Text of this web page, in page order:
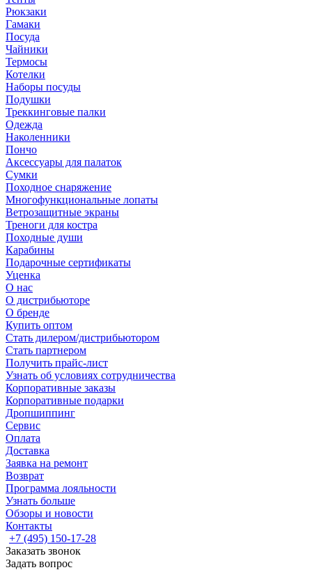
Рюкзаки
Гамаки
Посуда
Чайники
Термосы
Котелки
Наборы посуды
Подушки
Треккинговые палки
Одежда
Наколенники
Пончо
Аксессуары для палаток
Сумки
Походное снаряжение
Многофункциональные лопаты
Ветрозащитные экраны
Треноги для костра
Походные души
Карабины
Подарочные сертификаты
Уценка
О нас
О дистрибьюторе
О бренде
Купить оптом
Стать дилером/дистрибьютором
Стать партнером
Получить прайс-лист
Узнать об условиях сотрудничества
Корпоративные заказы
Корпоративные подарки
Дропшиппинг
Сервис
Оплата
Доставка
Заявка на ремонт
Возврат
Программа лояльности
Узнать больше
Обзоры и новости
Контакты
+7 (495) 150-17-28
Заказать звонок
Задать вопрос